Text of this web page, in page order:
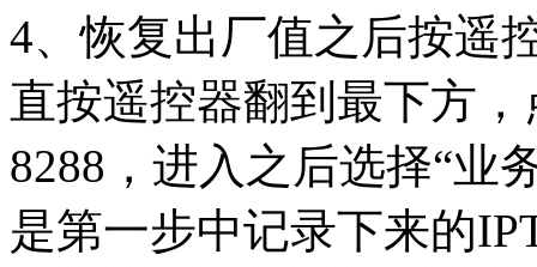
4、恢复出厂值之后按遥
直按遥控器翻到最下方
8288，进入之后选择“业
是第一步中记录下来的